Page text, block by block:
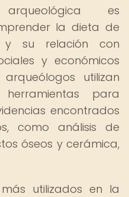
es
la dieta de
y su relación con
y económicos
utilizan
para
encontrados
como análisis de
óseos y cerámica,
utilizados en la